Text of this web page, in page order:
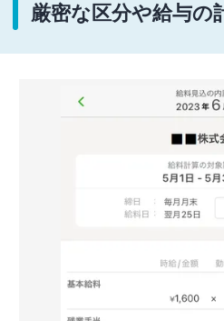
厳密な区分や給与の